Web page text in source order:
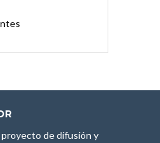
de difusión y